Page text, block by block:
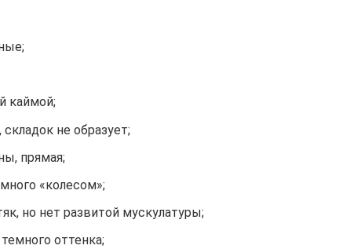
каймой;
не образует;
прямая;
«колесом»;
но нет развитой мускулатуры;
оттенка;